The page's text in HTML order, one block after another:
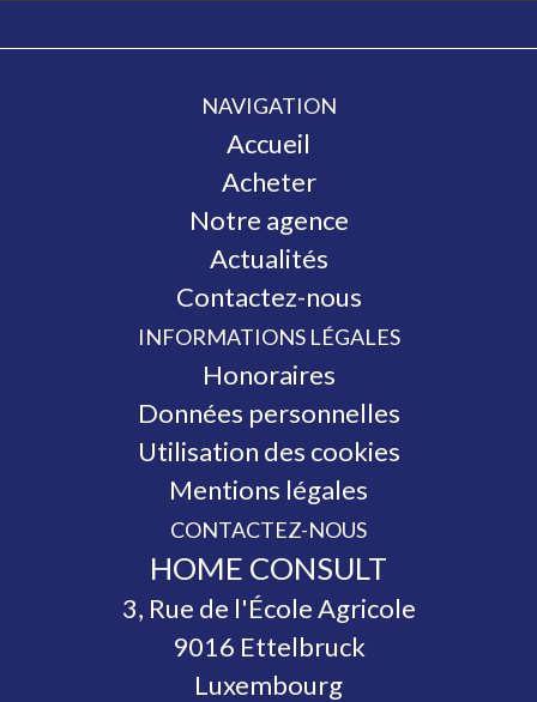
NAVIGATION
Accueil
Acheter
Notre agence
Actualités
Contactez-nous
INFORMATIONS LÉGALES
Honoraires
Données personnelles
Utilisation des cookies
Mentions légales
CONTACTEZ-NOUS
HOME CONSULT
3, Rue de l'École Agricole
9016 Ettelbruck
Luxembourg